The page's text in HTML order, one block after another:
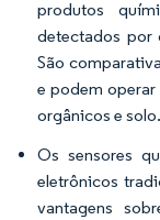
produtos
detectados por
São
e podem
orgânicos e solo.
Os sensores
eletrônicos
vantagens